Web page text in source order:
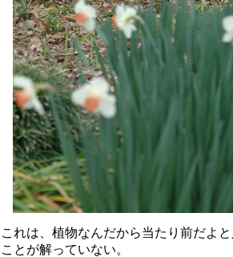
これは、植物なんだから当たり前だよ
ことが解っていない。